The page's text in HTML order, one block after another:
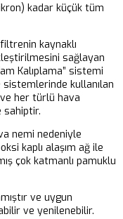
kadar küçük tüm
kaynaklı
sağlayan
Kalıplama” sistemi
kullanılan
ve her türlü hava
sahiptir.
nemi nedeniyle
kaplı alaşım ağ ile
çok katmanlı pamuklu
ve uygun
ve yenilenebilir.